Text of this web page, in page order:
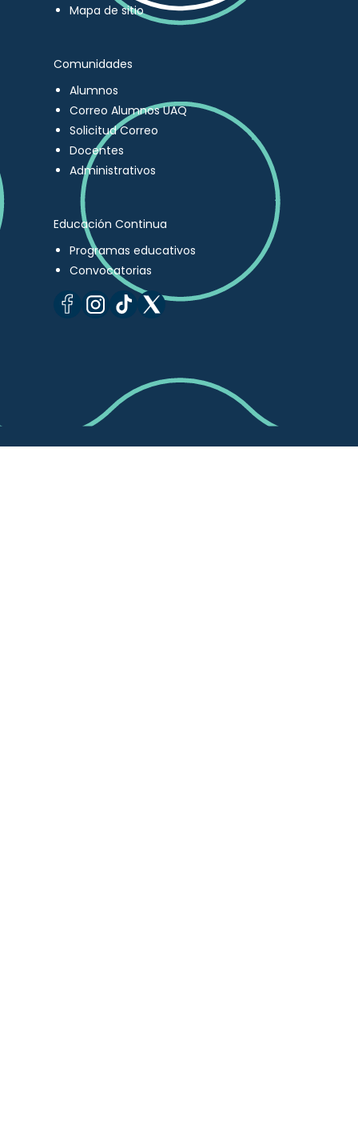
Mapa de sitio
Comunidades
Alumnos
Correo Alumnos UAQ
Solicitud Correo
Docentes
Administrativos
Educación Continua
Programas educativos
Convocatorias